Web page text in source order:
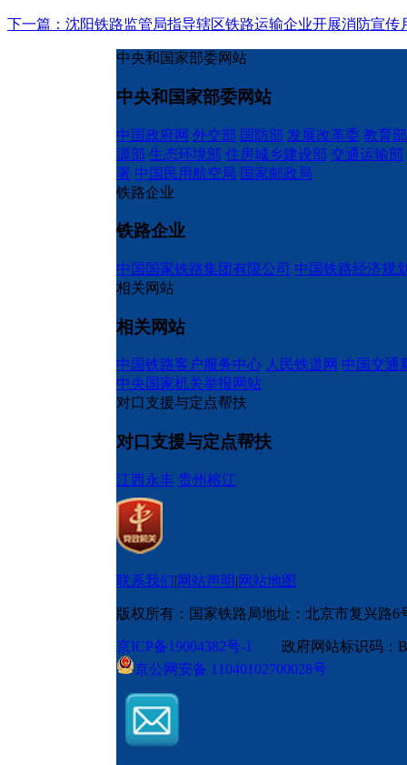
下一篇：沈阳铁路监管局指导辖区铁路运输企业开展消防宣传
中央和国家部委网站
中央和国家部委网站
中国政府网 外交部 国防部 发展改革委 教育部
源部 生态环境部 住房城乡建设部 交通运输部
署 中国民用航空局 国家邮政局
铁路企业
铁路企业
中国国家铁路集团有限公司 中国铁路经济规
相关网站
相关网站
中国铁路客户服务中心 人民铁道网 中国交通
中央国家机关举报网站
对口支援与定点帮扶
对口支援与定点帮扶
江西永丰 贵州榕江
联系我们|网站声明|网站地图
版权所有：国家铁路局地址：北京市复兴路6
京ICP备19004382号-1
政府网站标识码
京公网安备 11040102700028号